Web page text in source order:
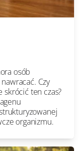
osób
Czy
ten czas?
organizmu.